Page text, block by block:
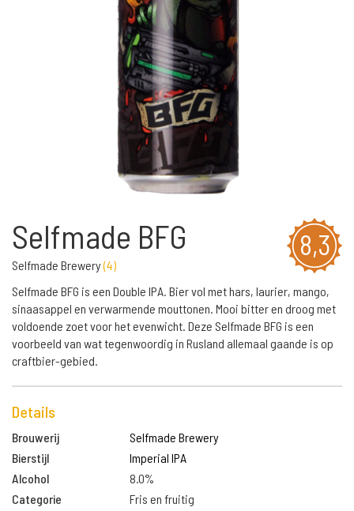
8,3
Selfmade BFG
Selfmade Brewery(4)
Selfmade BFG is een Double IPA. Bier vol met hars, laurier, mango,
sinaasappel en verwarmende mouttonen. Mooi bitter en droog met
voldoende zoet voor het evenwicht. Deze Selfmade BFG is een
voorbeeld van wat tegenwoordig in Rusland allemaal gaande is op
craftbier-gebied.
Details
Brouwerij
Selfmade Brewery
Bierstijl
Imperial IPA
Alcohol
8.0%
Categorie
Fris en fruitig